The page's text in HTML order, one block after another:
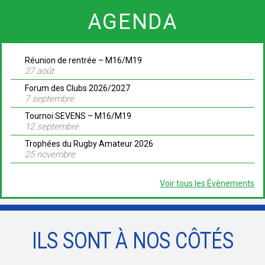
AGENDA
Réunion de rentrée – M16/M19
27 août
Forum des Clubs 2026/2027
7 septembre
Tournoi SEVENS – M16/M19
12 septembre
Trophées du Rugby Amateur 2026
25 novembre
Voir tous les Évènements
ILS SONT À NOS CÔTÉS